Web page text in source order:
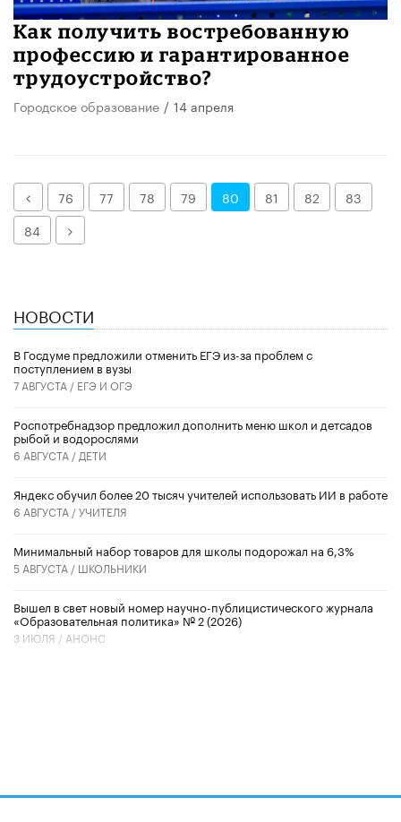
Как получить востребованную
профессию и гарантированное
трудоустройство?
Городское образование / 14 апреля
Назад76 77 78 79 80 81 82
83
84
Далее
НОВОСТИ
В Госдуме предложили отменить ЕГЭ из-за проблем с
поступлением в вузы
7 АВГУСТА / ЕГЭ И ОГЭ
Роспотребнадзор предложил дополнить меню школ и детсадов
рыбой и водорослями
6 АВГУСТА / ДЕТИ
​Яндекс обучил более 20 тысяч учителей использовать ИИ в работе
6 АВГУСТА /УЧИТЕЛЯ
Минимальный набор товаров для школы подорожал на 6,3%
5 АВГУСТА / ШКОЛЬНИКИ
Вышел в свет новый номер научно-публицистического журнала
«Образовательная политика» № 2 (2026)
3 ИЮЛЯ / АНОНС